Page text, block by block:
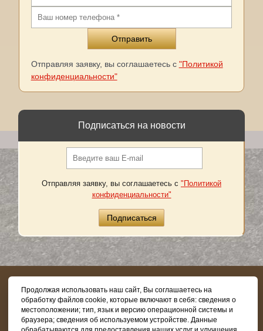
Отправляя заявку, вы соглашаетесь с "Политикой
конфиденциальности"
Подписаться на новости
Отправляя заявку, вы соглашаетесь с "Политикой
конфиденциальности"
8 (800) 505-03-62
Продолжая использовать наш сайт, Вы соглашаетесь на
обработку файлов cookie, которые включают в себя: сведения о
местоположении; тип, язык и версию операционной системы и
браузера; сведения об используемом устройстве. Данные